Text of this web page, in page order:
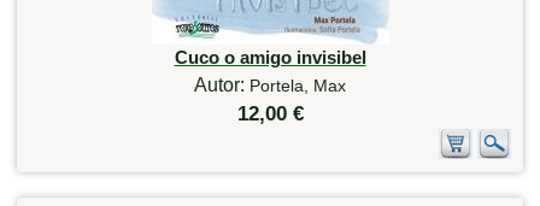
Cuco o amigo invisibel
Autor: Portela, Max
12,00 €